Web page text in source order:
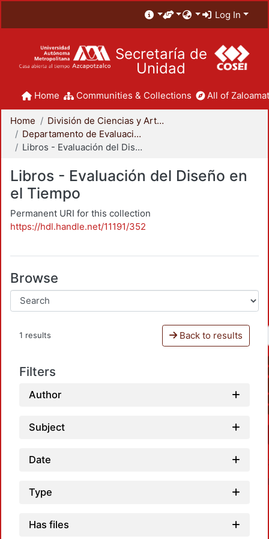
Log In
Secretaría de
Unidad
Home Communities & Collections All of
Home
División de Ciencias y Artes para el Diseño
Departamento de Evaluación del Diseño en el Tiempo
Libros - Evaluación del Diseño en el Tiempo
Libros - Evaluación del Diseño en
el Tiempo
Permanent URI for this collection
https://hdl.handle.net/11191/352
Browse
1 results Back to results
Filters
Author
Subject
Date
Type
Has files